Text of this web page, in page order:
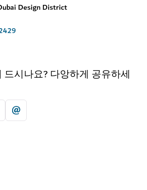
Design District
드시나요? 다앙하게 공유하세